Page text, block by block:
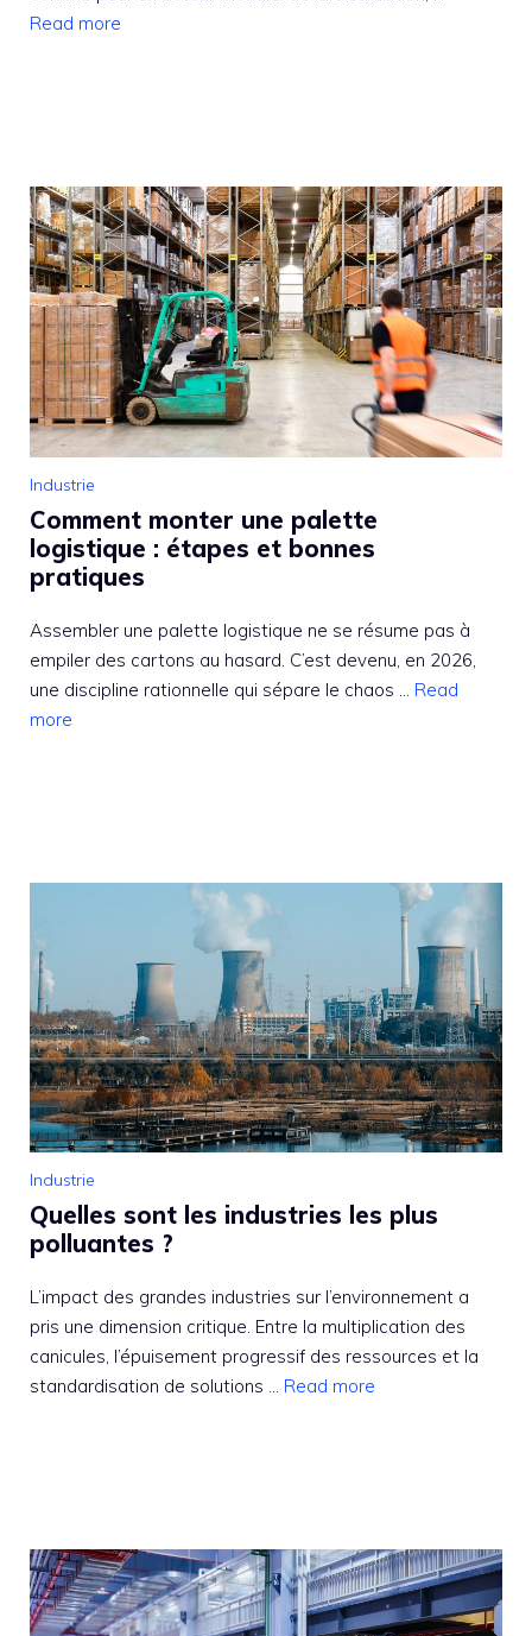
Read more
Industrie
Comment monter une palette
logistique : étapes et bonnes
pratiques
Assembler une palette logistique ne se résume pas à
empiler des cartons au hasard. C’est devenu, en 2026,
une discipline rationnelle qui sépare le chaos ... Read
more
Industrie
Quelles sont les industries les plus
polluantes ?
L’impact des grandes industries sur l’environnement a
pris une dimension critique. Entre la multiplication des
canicules, l’épuisement progressif des ressources et la
standardisation de solutions ... Read more